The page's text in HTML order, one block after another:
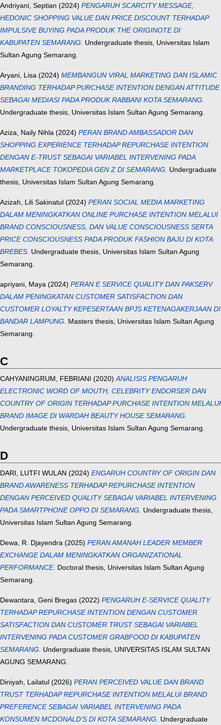
Andriyani, Septian (2024) PENGARUH SCARCITY MESSAGE,
HEDONIC SHOPPING VALUE DAN PRICE DISCOUNT TERHADAP
IMPULSIVE BUYING PADA PRODUK THE ORIGINOTE DI
KABUPATEN SEMARANG. Undergraduate thesis, Universitas Islam
Sultan Agung Semarang.
Aryani, Lisa (2024) MEMBANGUN VIRAL MARKETING DAN ISLAMIC
BRANDING TERHADAP PURCHASE INTENTION DENGAN ATTITUDE
SEBAGAI MEDIASI PADA PRODUK RABBANI KOTA SEMARANG.
Undergraduate thesis, Universitas Islam Sultan Agung Semarang.
Aziza, Naily Nihla (2024) PERAN BRAND AMBASSADOR DAN
SHOPPING EXPERIENCE TERHADAP REPURCHASE INTENTION
DENGAN E-TRUST SEBAGAI VARIABEL INTERVENING PADA
MARKETPLACE TOKOPEDIA GEN Z DI SEMARANG. Undergraduate
thesis, Universitas Islam Sultan Agung Semarang.
Azizah, Lili Sakinatul (2024) PERAN SOCIAL MEDIA MARKETING
DALAM MENINGKATKAN ONLINE PURCHASE INTENTION MELALUI
BRAND CONSCIOUSNESS, DAN VALUE CONSCIOUSNESS SERTA
PRICE CONSCIOUSNESS PADA PRODUK FASHION BAJU DI KOTA
BREBES. Undergraduate thesis, Universitas Islam Sultan Agung
Semarang.
apriyani, Maya (2024) PERAN E SERVICE QUALITY DAN PAKSERV
DALAM PENINGKATAN CUSTOMER SATISFACTION DAN
CUSTOMER LOYALTY KEPESERTAAN BPJS KETENAGAKERJAAN DI
BANDAR LAMPUNG. Masters thesis, Universitas Islam Sultan Agung
Semarang.
C
CAHYANINGRUM, FEBRIANI (2020)ANALISIS PENGARUH
ELECTRONIC WORD OF MOUTH, CELEBRITY ENDORSER DAN
COUNTRY OF ORIGIN TERHADAP PURCHASE INTENTION MELALUI
BRAND IMAGE DI WARDAH BEAUTY HOUSE SEMARANG.
Undergraduate thesis, Universitas Islam Sultan Agung Semarang.
D
DARI, LUTFI WULAN (2024) ENGARUH COUNTRY OF ORIGIN DAN
BRAND AWARENESS TERHADAP REPURCHASE INTENTION
DENGAN PERCEIVED QUALITY SEBAGAI VARIABEL INTERVENING
PADA SMARTPHONE OPPO DI SEMARANG. Undergraduate thesis,
Universitas Islam Sultan Agung Semarang.
Dewa, R. Djayendra (2025) PERAN AMANAH LEADER MEMBER
EXCHANGE DALAM MENINGKATKAN ORGANIZATIONAL
PERFORMANCE. Doctoral thesis, Universitas Islam Sultan Agung
Semarang.
Dewantara, Geni Bregas (2022) PENGARUH E-SERVICE QUALITY
TERHADAP REPURCHASE INTENTION DENGAN CUSTOMER
SATISFACTION DAN CUSTOMER TRUST SEBAGAI VARIABEL
INTERVENING PADA CUSTOMER GRABFOOD DI KABUPATEN
SEMARANG. Undergraduate thesis, UNIVERSITAS ISLAM SULTAN
AGUNG SEMARANG.
Diniyah, Lailatul (2026) PERAN PERCEIVED VALUE DAN BRAND
TRUST TERHADAP REPURCHASE INTENTION MELALUI BRAND
PREFERENCE SEBAGAI VARIABEL INTERVENING PADA
KONSUMEN MCDONALD’S DI KOTA SEMARANG. Undergraduate